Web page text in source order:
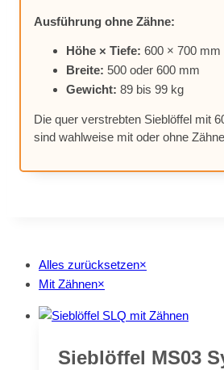
Aus­füh­rung ohne Zäh­ne:
Höhe × Tie­fe: 600 × 700 mm
Brei­te: 500 oder 600 mm
Ge­wicht: 89 bis 99 kg
Die quer ver­streb­ten Sieb­löf­fel mit
sind wahl­wei­se mit oder ohne
Alles zurücksetzen×
Mit Zähnen×
Sieb­löf­fel MS03